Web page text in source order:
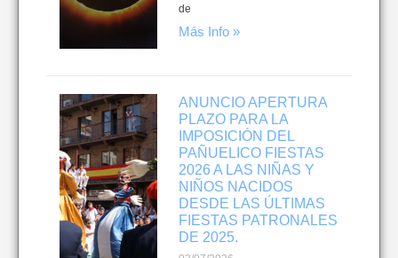
de
Más Info »
ANUNCIO APERTURA
PLAZO PARA LA
IMPOSICIÓN DEL
PAÑUELICO FIESTAS
2026 A LAS NIÑAS Y
NIÑOS NACIDOS
DESDE LAS ÚLTIMAS
FIESTAS PATRONALES
DE 2025.